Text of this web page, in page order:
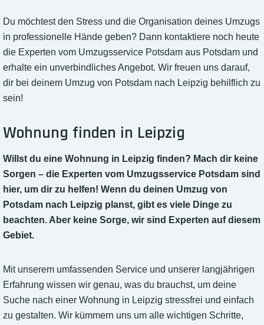
Du möchtest den Stress und die Organisation deines Umzugs
in professionelle Hände geben? Dann kontaktiere noch heute
die Experten vom Umzugsservice Potsdam aus Potsdam und
erhalte ein unverbindliches Angebot. Wir freuen uns darauf,
dir bei deinem Umzug von Potsdam nach Leipzig behilflich zu
sein!
Wohnung finden in Leipzig
Willst du eine Wohnung in Leipzig finden? Mach dir keine
Sorgen – die Experten vom Umzugsservice Potsdam sind
hier, um dir zu helfen! Wenn du deinen Umzug von
Potsdam nach Leipzig planst, gibt es viele Dinge zu
beachten. Aber keine Sorge, wir sind Experten auf diesem
Gebiet.
Mit unserem umfassenden Service und unserer langjährigen
Erfahrung wissen wir genau, was du brauchst, um deine
Suche nach einer Wohnung in Leipzig stressfrei und einfach
zu gestalten. Wir kümmern uns um alle wichtigen Schritte,